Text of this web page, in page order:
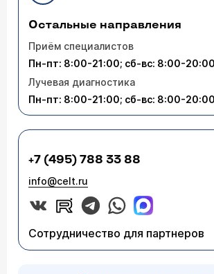
Остальные направления
Приём специалистов
Пн-пт: 8:00-21:00; сб-вс: 8:00-20:00
Лучевая диагностика
Пн-пт: 8:00-21:00; сб-вс: 8:00-20:00
+7 (495) 788 33 88
info@celt.ru
Сотрудничество для партнеров